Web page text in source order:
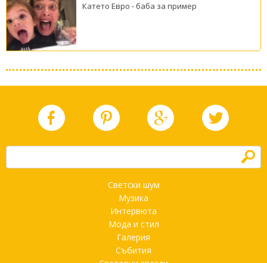
Катето Евро - баба за пример
h
Светски шум
Музика
Интервюта
Мода и стил
Галерия
Събития